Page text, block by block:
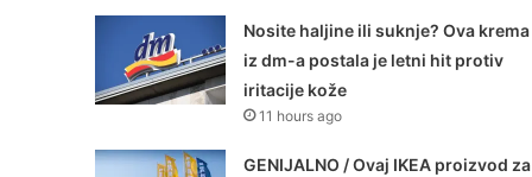
Nosite haljine ili suknje? Ova krema
iz dm-a postala je letni hit protiv
iritacije kože
11 hours ago
GENIJALNO / Ovaj IKEA proizvod za